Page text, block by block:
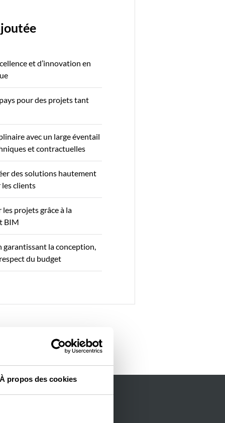
À propos des cookies
et d’innovation en
pour des projets tant
avec un large éventail
et contractuelles
des solutions hautement
clients
projets grâce à la
BIM
garantissant la conception,
du budget